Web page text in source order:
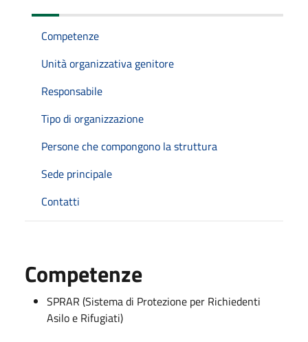
Competenze
Unità organizzativa genitore
Responsabile
Tipo di organizzazione
Persone che compongono la struttura
Sede principale
Contatti
Competenze
SPRAR (Sistema di Protezione per Richiedenti
Asilo e Rifugiati)